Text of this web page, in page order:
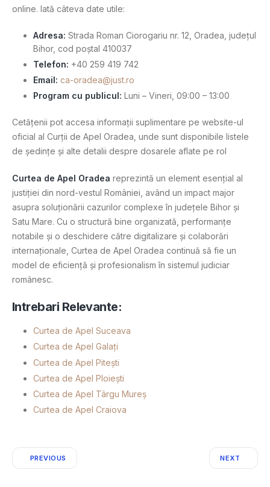
online. Iată câteva date utile:
Adresa: Strada Roman Ciorogariu nr. 12, Oradea, județul
Bihor, cod poștal 410037
Telefon: +40 259 419 742
Email: ca-oradea@just.ro
Program cu publicul: Luni – Vineri, 09:00 – 13:00
Cetățenii pot accesa informații suplimentare pe website-ul
oficial al Curții de Apel Oradea, unde sunt disponibile listele
de ședințe și alte detalii despre dosarele aflate pe rol
Curtea de Apel Oradea reprezintă un element esențial al
justiției din nord-vestul României, având un impact major
asupra soluționării cazurilor complexe în județele Bihor și
Satu Mare. Cu o structură bine organizată, performanțe
notabile și o deschidere către digitalizare și colaborări
internaționale, Curtea de Apel Oradea continuă să fie un
model de eficiență și profesionalism în sistemul judiciar
românesc.
Intrebari Relevante:
Curtea de Apel Suceava
Curtea de Apel Galați
Curtea de Apel Pitești
Curtea de Apel Ploiești
Curtea de Apel Târgu Mureș
Curtea de Apel Craiova
PREVIOUS NEXT